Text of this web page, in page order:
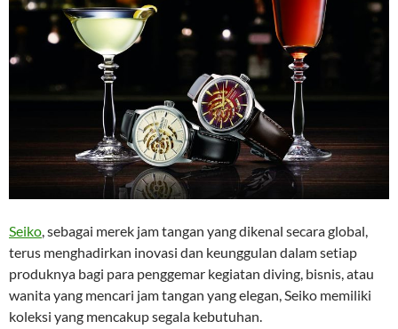
Seiko, sebagai merek jam tangan yang dikenal secara global,
terus menghadirkan inovasi dan keunggulan dalam setiap
produknya bagi para penggemar kegiatan diving, bisnis, atau
wanita yang mencari jam tangan yang elegan, Seiko memiliki
koleksi yang mencakup segala kebutuhan.